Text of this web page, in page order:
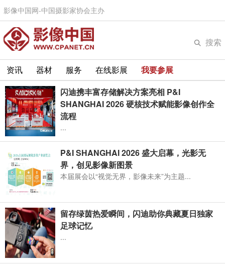
影像中国网-中国摄影家协会主办
搜索
资讯 器材 服务 在线影展
我要参展
闪迪携丰富存储解决方案亮相 P&I
SHANGHAI 2026 硬核技术赋能影像创作全
流程
...
P&I SHANGHAI 2026 盛大启幕，光影无
界，创见影像新图景
本届展会以“视觉无界，影像未来”为主题...
留存绿茵热爱瞬间，闪迪助你典藏夏日独家
足球记忆
...